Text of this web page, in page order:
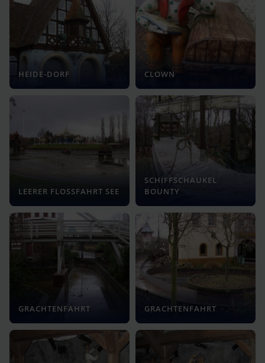
HEIDE-DORF CLOWN
LEERER FLOSSFAHRT SEE
SCHIFFSCHAUKEL
BOUNTY
GRACHTENFAHRT GRACHTENFAHRT